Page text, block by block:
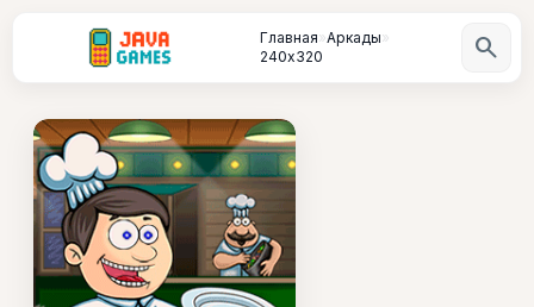
Главная»Аркады»
240х320
search